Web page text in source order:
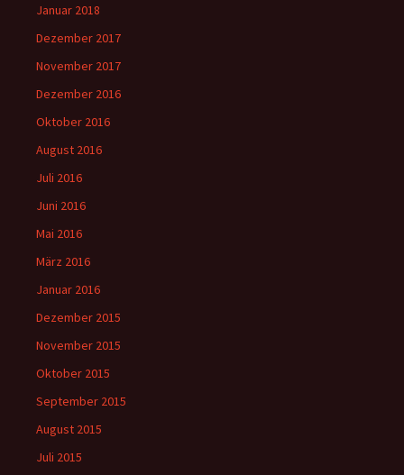
Januar 2018
Dezember 2017
November 2017
Dezember 2016
Oktober 2016
August 2016
Juli 2016
Juni 2016
Mai 2016
März 2016
Januar 2016
Dezember 2015
November 2015
Oktober 2015
September 2015
August 2015
Juli 2015